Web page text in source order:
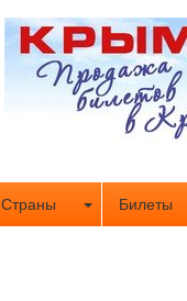
Страны Билеты